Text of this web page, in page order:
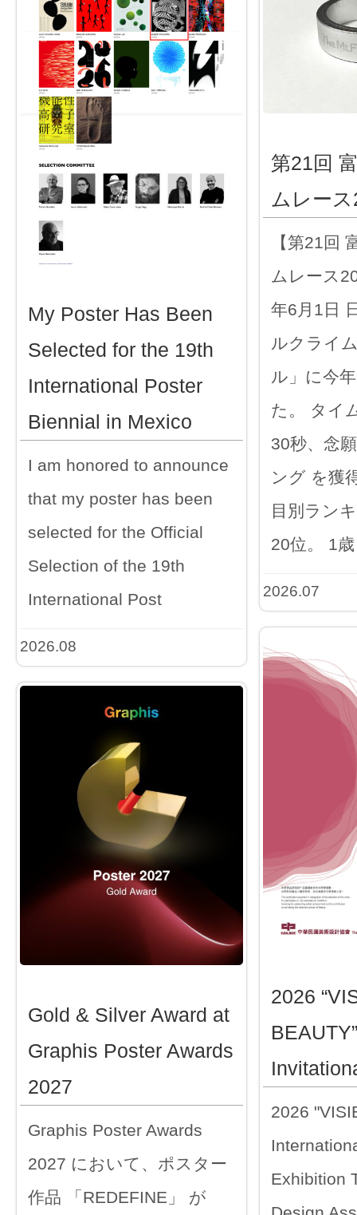
My Poster Has Been
Selected for the 19th
International Poster
Biennial in Mexico
I am honored to announce
that my poster has been
selected for the Official
Selection of the 19th
International Post
2026.08
第21回
ムレー
【第21回
ムレース
年6月1日
ルクライ
ル」に今
た。 タイ
30秒、念
ング を獲
目別ラン
20位。 1歳
2026.07
2026
2026
Exhibition
Gold & Silver Award at
Graphis Poster Awards
2027
Graphis Poster Awards
2027 において、ポスター
作品 「REDEFINE」 が